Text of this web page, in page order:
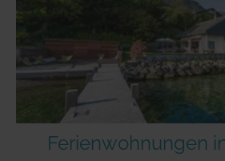
Ferienwohnungen